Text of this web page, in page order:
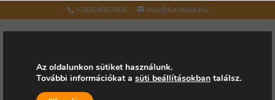
+36204007400 info@futofolia.hu
Az oldalunkon sütiket használunk.
További információkat a süti beállításokban találsz.